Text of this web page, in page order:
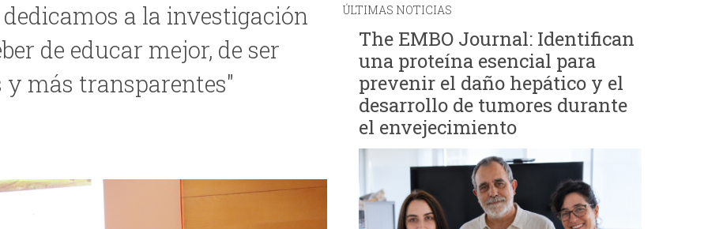
l
a
r
d
a la investigación
de educar mejor, de ser
y más transparentes"
ÚLTIMAS NOTICIAS
The EMBO Journal: Identifican
una proteína esencial para
prevenir el daño hepático y el
desarrollo de tumores durante
el envejecimiento